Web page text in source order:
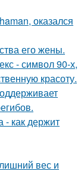
оказался
его жены.
- символ 90-х,
красоту.
- как держит
вес и